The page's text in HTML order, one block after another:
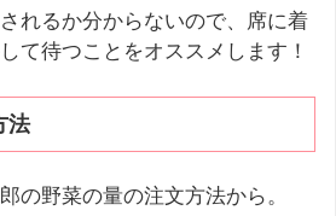
れるか分からないので、席に着
て待つことをオススメします！
法
の野菜の量の注文方法から。